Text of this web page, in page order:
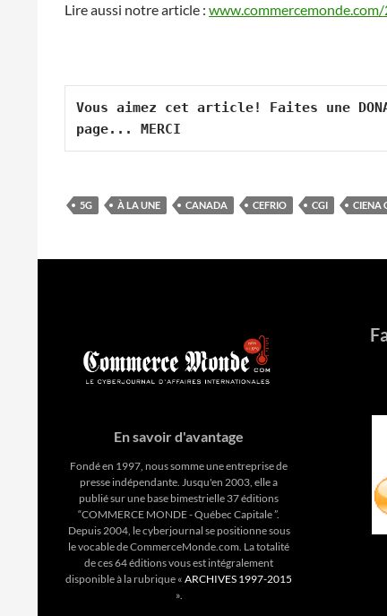
Lire aussi notre article :
Vous aimez cet article! Faites une
page... MERCI
5G À LA UNE CANADA CEFRIO CGI CIENA
En savoir d'avantage
Fondé en 1997, nous somme une entreprise de
presse indépendante. Jusqu'en 2003, elle a
publié sur une base bimestrielle 37 éditions
“COMMERCE MONDE - Québec Capitale ”.
Depuis 2004, le cyberjournal se positionne sous
le vocable de CommerceMonde.com. La totalité
de ces 64 éditions vous est intégralement
disponible à la rubrique « ARCHIVES 1997-2015
».